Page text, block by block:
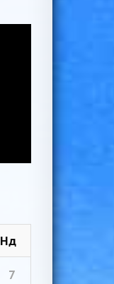
Нд
7